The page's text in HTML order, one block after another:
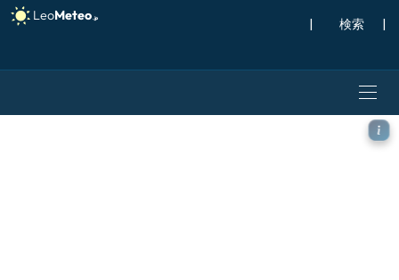
| |
ECMWF AIFS [AI] モデル -